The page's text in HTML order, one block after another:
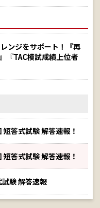
ンジをサポート！『再
『TAC模試成績上位者
答式試験 解答速報！
答式試験 解答速報！
験 解答速報